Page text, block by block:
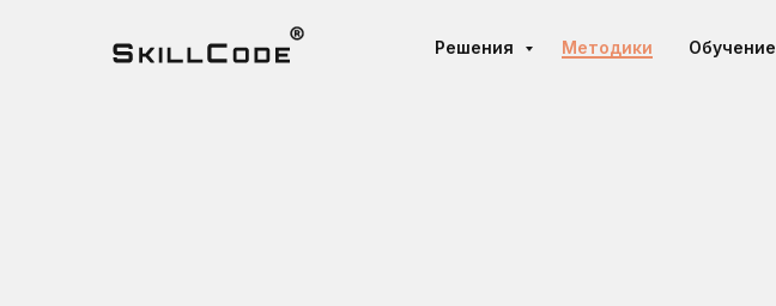
Решения Методики Обучение